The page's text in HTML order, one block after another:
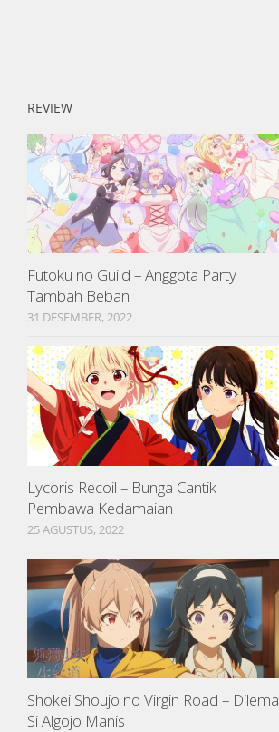
REVIEW
Futoku no Guild – Anggota Party
Tambah Beban
31 DESEMBER, 2022
Lycoris Recoil – Bunga Cantik
Pembawa Kedamaian
25 AGUSTUS, 2022
Shokei Shoujo no Virgin Road – Dilema
Si Algojo Manis